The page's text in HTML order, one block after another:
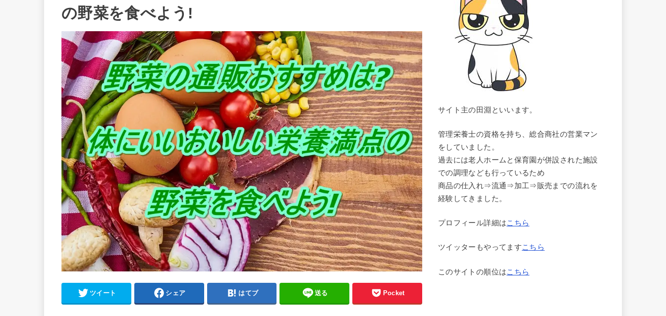
の野菜を食べよう!
ツイート シェア はてブ 送る Pocket
サイト主の田淵といいます。
管理栄養士の資格を持ち、総合商社の営業マン
をしていました。
過去には老人ホームと保育園が併設された施設
での調理なども行っているため
商品の仕入れ⇒流通⇒加工⇒販売までの流れを
経験してきました。
プロフィール詳細はこちら
ツイッターもやってますこちら
このサイトの順位はこちら